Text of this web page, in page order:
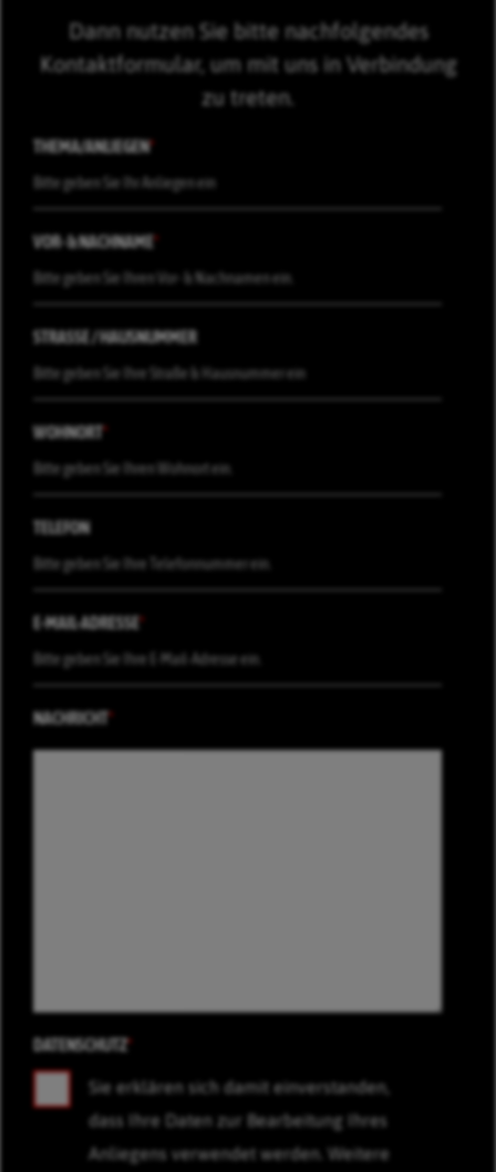
Dann nutzen Sie bitte nachfolgendes
Kontaktformular, um mit uns in Verbindung
zu treten.
THEMA/ANLIEGEN*
VOR- & NACHNAME*
STRASSE / HAUSNUMMER
WOHNORT*
TELEFON
E-MAIL-ADRESSE*
NACHRICHT*
DATENSCHUTZ*
Sie erklären sich damit einverstanden,
dass Ihre Daten zur Bearbeitung Ihres
Anliegens verwendet werden. Weitere